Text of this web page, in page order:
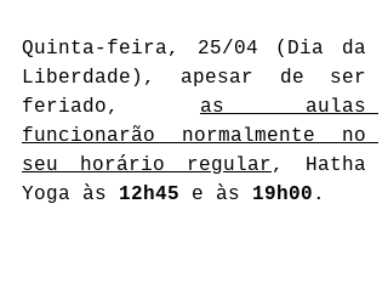
Quinta-feira, 25/04 (Dia da
Liberdade), apesar de ser
feriado, as aulas
funcionarão normalmente no
seu horário regular, Hatha
Yoga às 12h45 e às 19h00 .